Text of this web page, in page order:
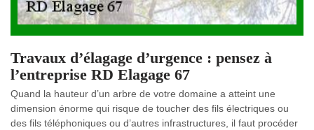
Travaux d’élagage d’urgence : pensez à
l’entreprise RD Elagage 67
Quand la hauteur d’un arbre de votre domaine a atteint une
dimension énorme qui risque de toucher des fils électriques ou
des fils téléphoniques ou d’autres infrastructures, il faut procéder